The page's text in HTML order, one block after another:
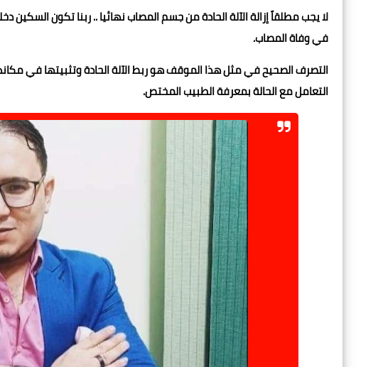
لا يجب مطلقاً إزالة الآلة الحادة من جسم المصاب نهائيا .. ربنا تكون
في وفاة المصاب.
التصرف الصحيح في مثل هذا الموقف هو ربط الآلة الحادة وتثبيتها في
التعامل مع الحالة بمعرفة الطبيب المختص.